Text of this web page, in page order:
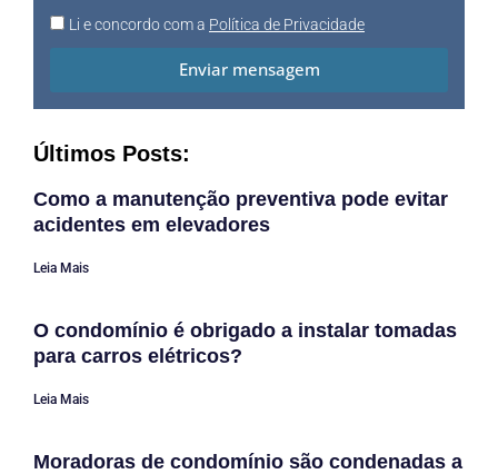
Li e concordo com a Política de Privacidade
Enviar mensagem
Últimos Posts:
Como a manutenção preventiva pode evitar
acidentes em elevadores
Leia Mais
O condomínio é obrigado a instalar tomadas
para carros elétricos?
Leia Mais
Moradoras de condomínio são condenadas a